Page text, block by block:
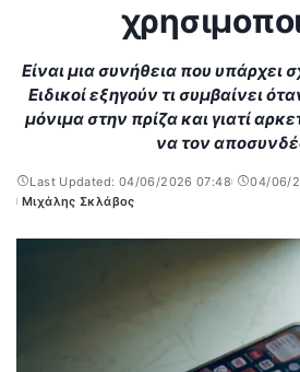
Είναι μια συνήθεια που υπάρχει
Ειδικοί εξηγούν τι συμβαίνει
μόνιμα στην πρίζα και γιατί
να τον
Last Updated: 04/06/2026 07:48
04/06/
Posted
Μιχάλης Σκλάβος